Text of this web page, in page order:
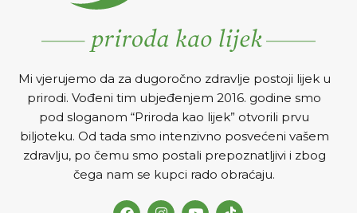
Mi vjerujemo da za dugoročno zdravlje postoji lijek u
prirodi. Vođeni tim ubjeđenjem 2016. godine smo
pod sloganom “Priroda kao lijek” otvorili prvu
biljoteku. Od tada smo intenzivno posvećeni vašem
zdravlju, po čemu smo postali prepoznatljivi i zbog
čega nam se kupci rado obraćaju.